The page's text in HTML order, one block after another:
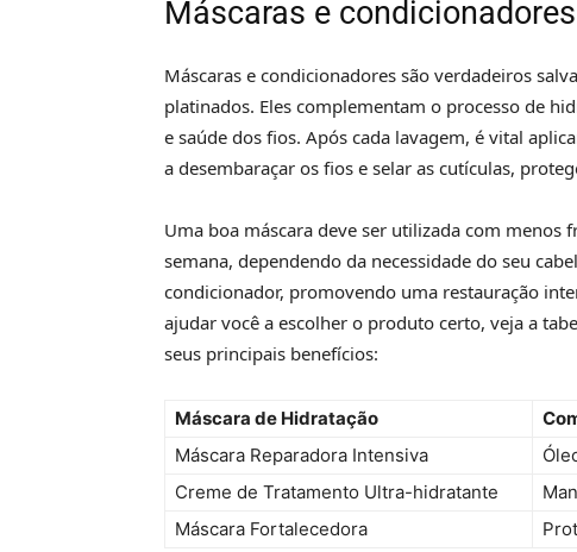
Máscaras e
Máscaras e condicionadores são verdadeiros
platinados. Eles complementam o processo de
e saúde dos fios. Após cada lavagem, é vital
a desembaraçar os fios e selar as cutículas,
Uma boa máscara deve ser utilizada com menos
semana, dependendo da necessidade do seu
condicionador, promovendo uma restauração
ajudar você a escolher o produto certo, veja a
seus principais benefícios:
Máscara de Hidratação
Máscara Reparadora Intensiva
Creme de Tratamento Ultra-hidratante
Máscara Fortalecedora